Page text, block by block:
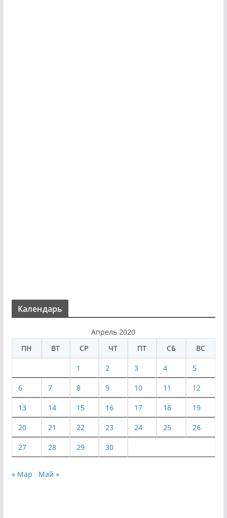
Календарь
Апрель 2020
ПН
ВТ СР ЧТ ПТ СБ ВС
1 2 3 4 5
6 7 8 9 10 11 12
13 14 15 16 17 18 19
20 21 22 23 24 25 26
27 28 29 30
« Мар Май »